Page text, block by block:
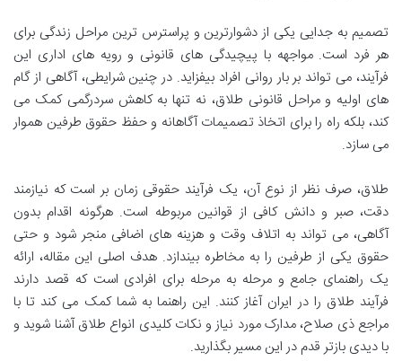
تصمیم به جدایی یکی از دشوارترین و پراسترس ترین مراحل زندگی برای
هر فرد است. مواجهه با پیچیدگی های قانونی و رویه های اداری این
فرآیند، می تواند بر بار روانی افراد بیفزاید. در چنین شرایطی، آگاهی از گام
های اولیه و مراحل قانونی طلاق، نه تنها به کاهش سردرگمی کمک می
کند، بلکه راه را برای اتخاذ تصمیمات آگاهانه و حفظ حقوق طرفین هموار
می سازد.
طلاق، صرف نظر از نوع آن، یک فرآیند حقوقی زمان بر است که نیازمند
دقت، صبر و دانش کافی از قوانین مربوطه است. هرگونه اقدام بدون
آگاهی، می تواند به اتلاف وقت و هزینه های اضافی منجر شود و حتی
حقوق یکی از طرفین را به مخاطره بیندازد. هدف اصلی این مقاله، ارائه
یک راهنمای جامع و مرحله به مرحله برای افرادی است که قصد دارند
فرآیند طلاق را در ایران آغاز کنند. این راهنما به شما کمک می کند تا با
مراجع ذی صلاح، مدارک مورد نیاز و نکات کلیدی انواع طلاق آشنا شوید و
با دیدی بازتر قدم در این مسیر بگذارید.